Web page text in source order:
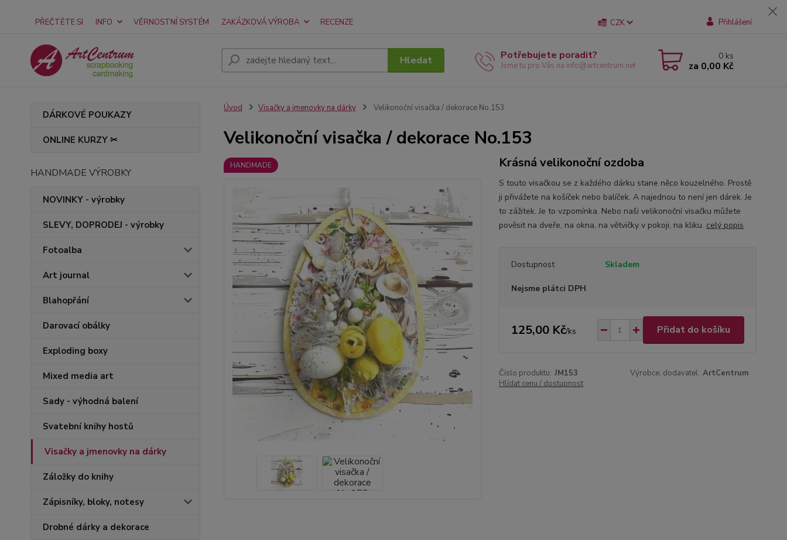
PŘEČTĚTE SI INFO VĚRNOSTNÍ SYSTÉM ZAKÁZKOVÁ VÝROBA RECENZE CZK Přihlášení
Hledat Potřebujete poradit?
Jsme tu pro Vás na info@artcentrum.net
0 ks
za 0,00 Kč
DÁRKOVÉ POUKAZY
ONLINE KURZY ✂
HANDMADE VÝROBKY
NOVINKY - výrobky
SLEVY, DOPRODEJ - výrobky
Fotoalba
Art journal
Blahopřání
Darovací obálky
Exploding boxy
Mixed media art
Sady - výhodná balení
Svatební knihy hostů
Visačky a jmenovky na dárky
Záložky do knihy
Zápisníky, bloky, notesy
Drobné dárky a dekorace
Úvod Visačky a jmenovky na dárky Velikonoční visačka / dekorace No.153
Velikonoční visačka / dekorace No.153
HANDMADE Krásná velikonoční ozdoba
S touto visačkou se z každého dárku stane něco kouzelného. Prostě
ji přivážete na košíček nebo balíček. A najednou to není jen dárek. Je
to zážitek. Je to vzpomínka. Nebo naši velikonoční visačku můžete
pověsit na dveře, na okna, na větvičky v pokoji, na kliku. celý popis
Dostupnost Skladem
Nejsme plátci DPH
125,00 Kč/ks Přidat do košíku
Číslo produktu: JM153 Výrobce, dodavatel: ArtCentrum
Hlídat cenu / dostupnost